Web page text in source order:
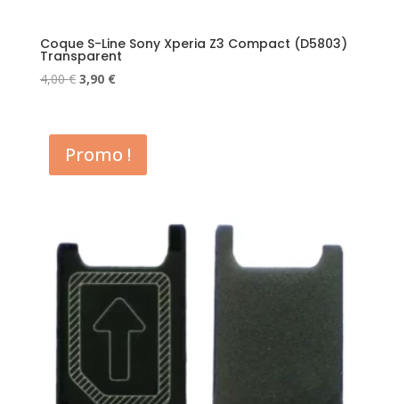
Coque S-Line Sony Xperia Z3 Compact (D5803)
Transparent
4,00€ Le
était :
4,00 €.
3,90 €Le
est :
3,90 €.
Promo !